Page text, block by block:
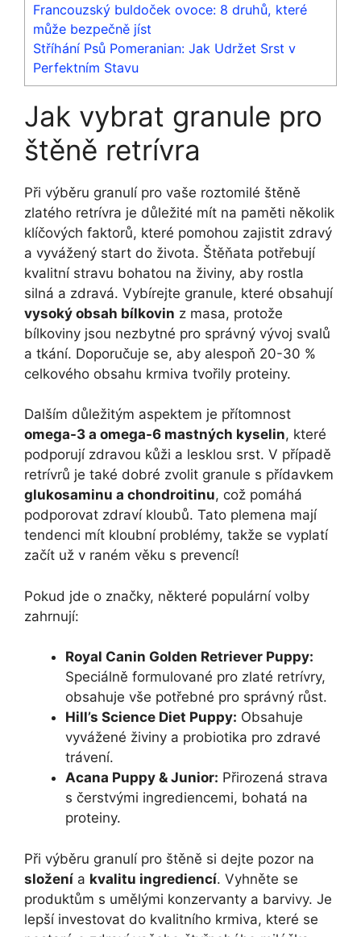
Francouzský buldoček ovoce: 8 druhů, které
může bezpečně jíst
Stříhání Psů Pomeranian: Jak Udržet Srst v
Perfektním Stavu
Jak vybrat granule pro
štěně retrívra
Při výběru granulí pro vaše roztomilé štěně
zlatého retrívra je důležité mít na paměti několik
klíčových faktorů, které pomohou zajistit zdravý
a vyvážený start do života. Štěňata potřebují
kvalitní stravu bohatou na živiny, aby rostla
silná a zdravá. Vybírejte granule, které obsahují
vysoký obsah bílkovin z masa, protože
bílkoviny jsou nezbytné pro správný vývoj svalů
a tkání. Doporučuje se, aby alespoň 20-30 %
celkového obsahu krmiva tvořily proteiny.
Dalším důležitým aspektem je přítomnost
omega-3 a omega-6 mastných kyselin, které
podporují zdravou kůži a lesklou srst. V případě
retrívrů je také dobré zvolit granule s přídavkem
glukosaminu a chondroitinu, což pomáhá
podporovat zdraví kloubů. Tato plemena mají
tendenci mít kloubní problémy, takže se vyplatí
začít už v raném věku s prevencí!
Pokud jde o značky, některé populární volby
zahrnují:
Royal Canin Golden Retriever Puppy:
Speciálně formulované pro zlaté retrívry,
obsahuje vše potřebné pro správný růst.
Hill’s Science Diet Puppy: Obsahuje
vyvážené živiny a probiotika pro zdravé
trávení.
Acana Puppy & Junior: Přirozená strava
s čerstvými ingrediencemi, bohatá na
proteiny.
Při výběru granulí pro štěně si dejte pozor na
složení a kvalitu ingrediencí. Vyhněte se
produktům s umělými konzervanty a barvivy. Je
lepší investovat do kvalitního krmiva, které se